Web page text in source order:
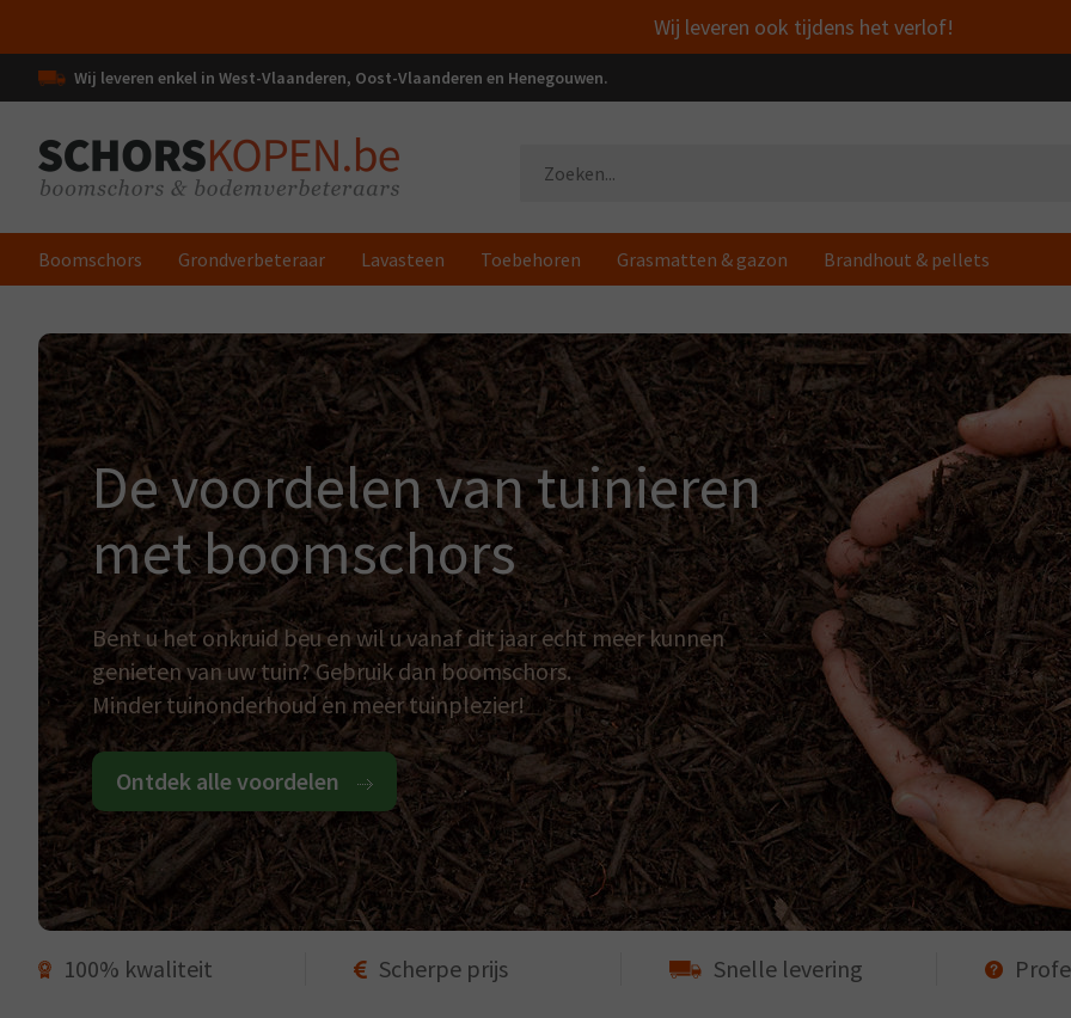
Wij leveren ook tijdens het verlof!
Wij leveren enkel in West-Vlaanderen, Oost-Vlaanderen en Henegouwen.
Boomschors Grondverbeteraar Lavasteen Toebehoren Grasmatten & gazon Brandhout & pellets
De voordelen van tuinieren
met boomschors
Bent u het onkruid beu en wil u vanaf dit jaar echt meer kunnen
genieten van uw tuin? Gebruik dan boomschors.
Minder tuinonderhoud en meer tuinplezier!
Ontdek alle voordelen
100% kwaliteit Scherpe prijs Snelle levering